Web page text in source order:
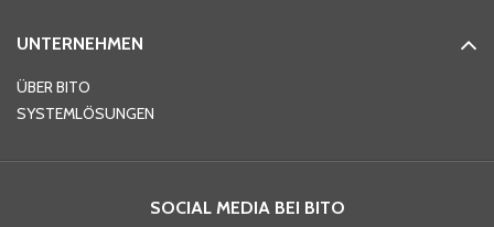
UNTERNEHMEN
ÜBER BITO
SYSTEMLÖSUNGEN
SOCIAL MEDIA BEI BITO